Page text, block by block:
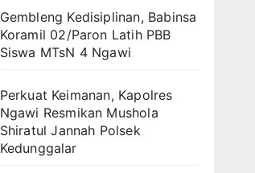
Gembleng Kedisiplinan, Babinsa
Koramil 02/Paron Latih PBB
Siswa MTsN 4 Ngawi
Perkuat Keimanan, Kapolres
Ngawi Resmikan Mushola
Shiratul Jannah Polsek
Kedunggalar